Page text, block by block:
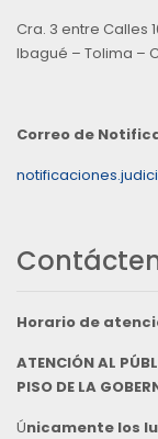
Cra. 3 entre Calles
Ibagué – Tolima –
Correo de
Horario de
ATENCIÓN AL
PISO DE LA
Únicamente los